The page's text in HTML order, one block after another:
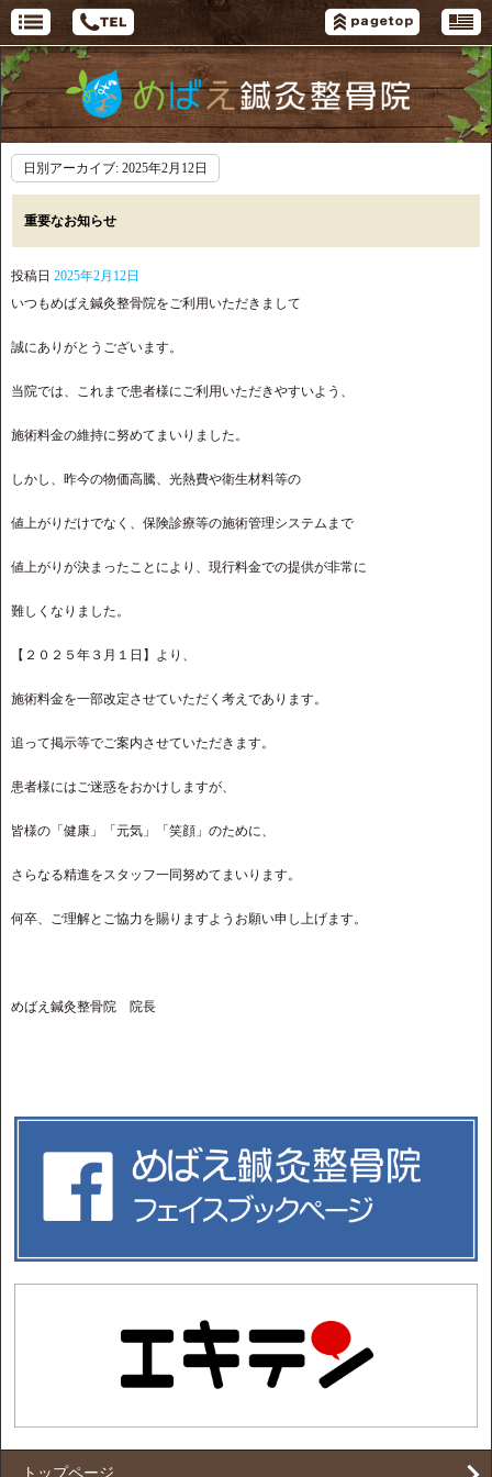
日別アーカイブ: 2025年2月12日
重要なお知らせ
投稿日 2025年2月12日
いつもめばえ鍼灸整骨院をご利用いただきまして
誠にありがとうございます。
当院では、これまで患者様にご利用いただきやすいよう、
施術料金の維持に努めてまいりました。
しかし、昨今の物価高騰、光熱費や衛生材料等の
値上がりだけでなく、保険診療等の施術管理システムまで
値上がりが決まったことにより、現行料金での提供が非常に
難しくなりました。
【２０２５年３月１日】より、
施術料金を一部改定させていただく考えであります。
追って掲示等でご案内させていただきます。
患者様にはご迷惑をおかけしますが、
皆様の「健康」「元気」「笑顔」のために、
さらなる精進をスタッフ一同努めてまいります。
何卒、ご理解とご協力を賜りますようお願い申し上げます。
めばえ鍼灸整骨院 院長
トップページ